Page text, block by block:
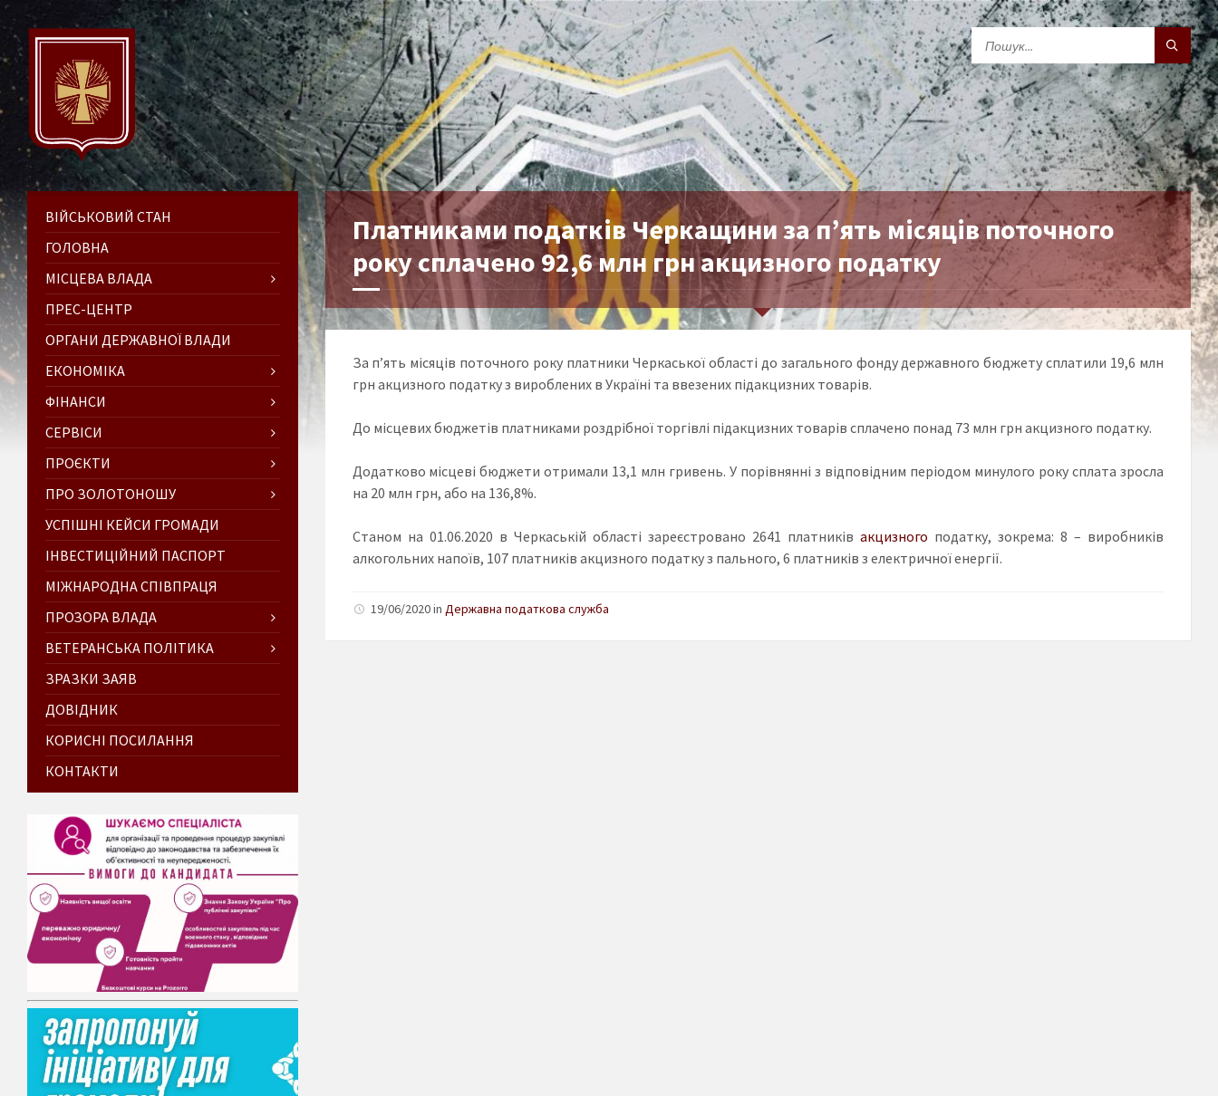
Платниками податків Черкащини за п’ять місяців поточного
року сплачено 92,6 млн грн акцизного податку
За п’ять місяців поточного року платники Черкаської області до загального фонду державного бюджету сплатили 19,6 млн
грн акцизного податку з вироблених в Україні та ввезених підакцизних товарів.
До місцевих бюджетів платниками роздрібної торгівлі підакцизних товарів сплачено понад 73 млн грн акцизного податку.
Додатково місцеві бюджети отримали 13,1 млн гривень. У порівнянні з відповідним періодом минулого року сплата зросла
на 20 млн грн, або на 136,8%.
Станом на 01.06.2020 в Черкаській області зареєстровано 2641 платників акцизного податку, зокрема: 8 – виробників
алкогольних напоїв, 107 платників акцизного податку з пального, 6 платників з електричної енергії.
19/06/2020 in Державна податкова служба
ВІЙСЬКОВИЙ СТАН
ГОЛОВНА
МІСЦЕВА ВЛАДА
ПРЕС-ЦЕНТР
ОРГАНИ ДЕРЖАВНОЇ ВЛАДИ
ЕКОНОМІКА
ФІНАНСИ
СЕРВІСИ
ПРОЄКТИ
ПРО ЗОЛОТОНОШУ
УСПІШНІ КЕЙСИ ГРОМАДИ
ІНВЕСТИЦІЙНИЙ ПАСПОРТ
МІЖНАРОДНА СПІВПРАЦЯ
ПРОЗОРА ВЛАДА
ВЕТЕРАНСЬКА ПОЛІТИКА
ЗРАЗКИ ЗАЯВ
ДОВІДНИК
КОРИСНІ ПОСИЛАННЯ
КОНТАКТИ